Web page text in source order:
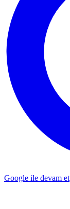
Google ile devam et